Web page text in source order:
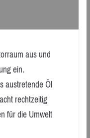
aus und
ein.
austretende Öl
rechtzeitig
für die Umwelt